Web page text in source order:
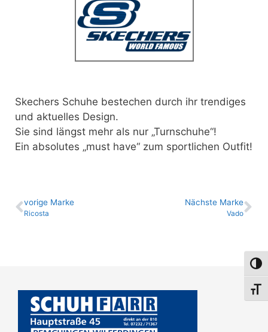
Skechers Schuhe bestechen durch ihr trendiges
und aktuelles Design.
Sie sind längst mehr als nur „Turnschuhe“!
Ein absolutes „must have“ zum sportlichen Outfit!
vo­ri­ge Marke
Ricosta
Nächste Marke
Vado